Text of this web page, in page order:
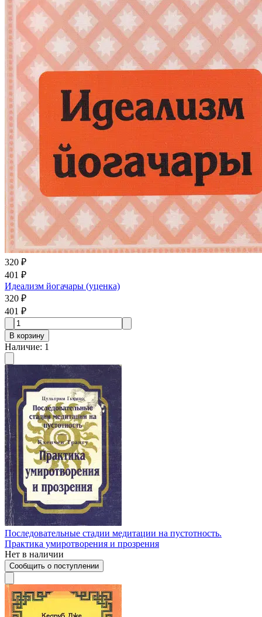
320 ₽
401 ₽
Идеализм йогачары (уценка)
320 ₽
401 ₽
В корзину
Наличие: 1
Последовательные стадии медитации на пустотность.
Практика умиротворения и прозрения
Нет в наличии
Сообщить о поступлении